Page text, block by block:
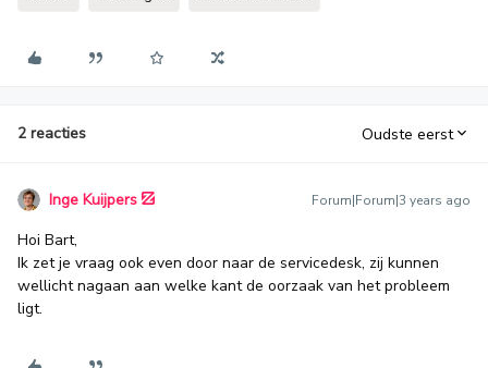
2 reacties Oudste eerst
Inge Kuijpers Forum|Forum|3 years ago
Hoi Bart,
Ik zet je vraag ook even door naar de servicedesk, zij kunnen
wellicht nagaan aan welke kant de oorzaak van het probleem
ligt.